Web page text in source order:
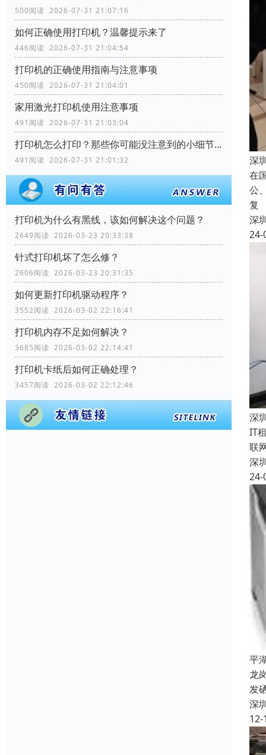
500阅读 2026-07-31 21:07:16
如何正确使用打印机？温馨提示来了
446阅读 2026-07-31 21:04:54
打印机的正确使用指南与注意事项
450阅读 2026-07-31 21:04:01
家用激光打印机使用注意事项
491阅读 2026-07-31 21:03:04
打印机怎么打印？那些你可能没注意到的小细节！
491阅读 2026-07-31 21:01:32
打印机为什么有黑线，该如何解决这个问题？
2649阅读 2026-03-23 20:33:38
针式打印机坏了怎么修？
2606阅读 2026-03-23 20:31:35
如何更新打印机驱动程序？
3552阅读 2026-03-02 22:16:41
打印机内存不足如何解决？
3685阅读 2026-03-02 22:14:41
打印机卡纸后如何正确处理？
3457阅读 2026-03-02 22:12:46
深
在
公
复
深
24-
深
IT
联
深
24-
平
龙
发
深
12-